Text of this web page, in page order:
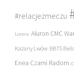
#relacjezmeczu
Lorenc Aluron CMC
Każany Lwów BBTS
Enea Czarni Radom